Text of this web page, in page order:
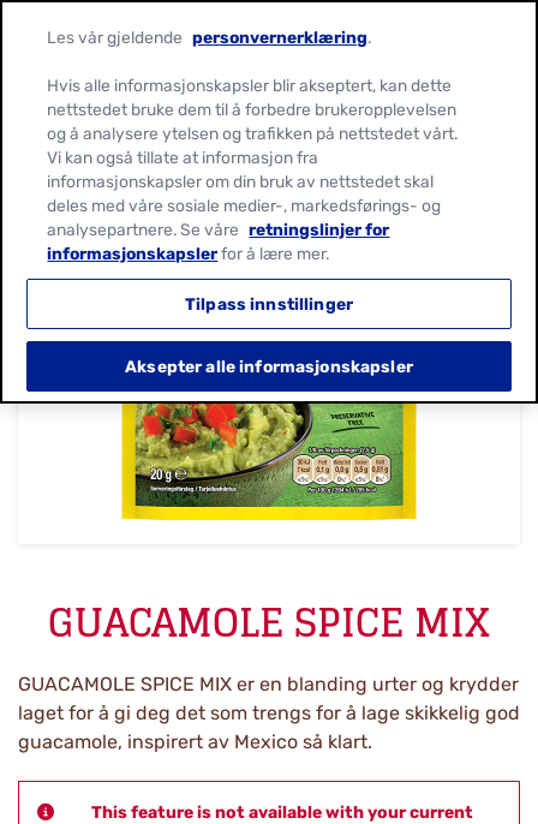
GUACAMOLE SPICE MIX
GUACAMOLE SPICE MIX er en blanding urter og krydder
laget for å gi deg det som trengs for å lage skikkelig god
guacamole, inspirert av Mexico så klart.
This feature is not available with your current
Les vår gjeldende personvernerklæring.
Hvis alle informasjonskapsler blir akseptert, kan dette
nettstedet bruke dem til å forbedre brukeropplevelsen
og å analysere ytelsen og trafikken på nettstedet vårt.
Vi kan også tillate at informasjon fra
informasjonskapsler om din bruk av nettstedet skal
deles med våre sosiale medier-, markedsførings- og
analysepartnere. Se våre retningslinjer for
informasjonskapslerfor å lære mer.
Tilpass innstillinger
Aksepter alle informasjonskapsler